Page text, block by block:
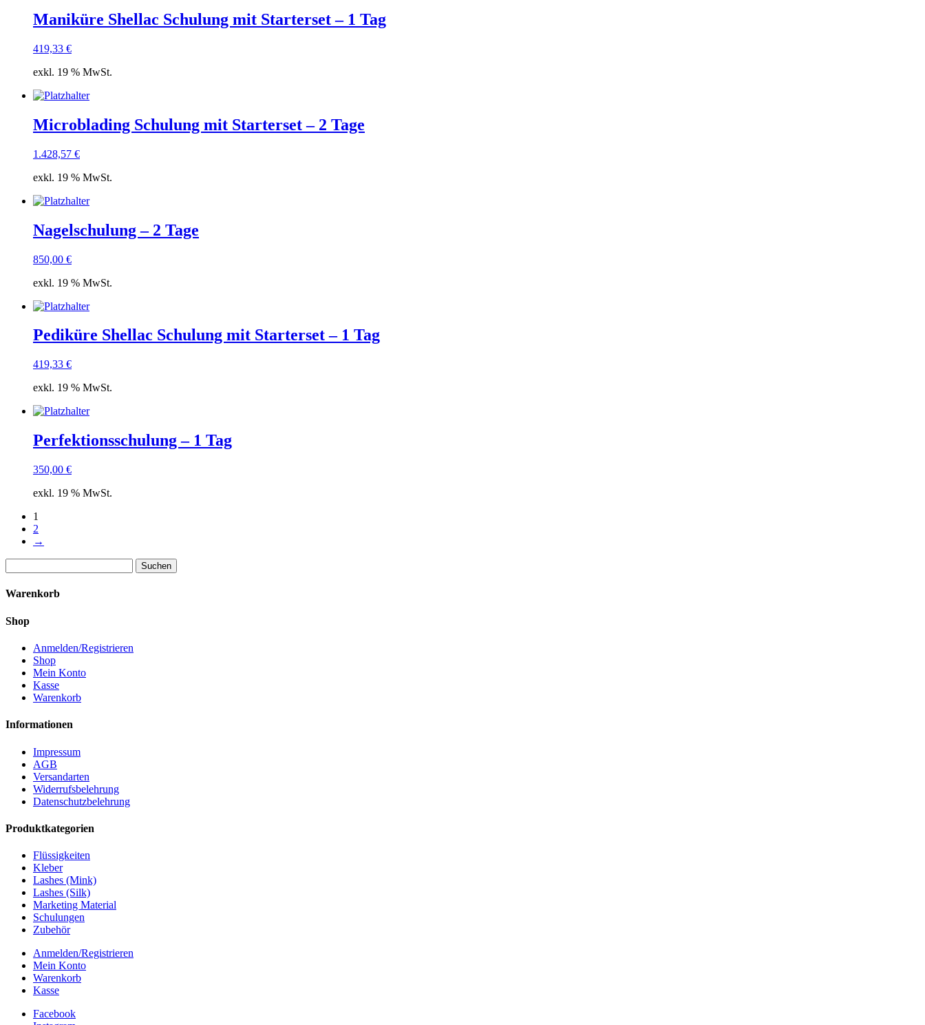
Maniküre Shellac Schulung mit Starterset – 1 Tag
419,33 €
exkl. 19 % MwSt.
Microblading Schulung mit Starterset – 2 Tage
1.428,57 €
exkl. 19 % MwSt.
Nagelschulung – 2 Tage
850,00 €
exkl. 19 % MwSt.
Pediküre Shellac Schulung mit Starterset – 1 Tag
419,33 €
exkl. 19 % MwSt.
Perfektionsschulung – 1 Tag
350,00 €
exkl. 19 % MwSt.
1
2
→
nach:
Warenkorb
Shop
Anmelden/Registrieren
Shop
Mein Konto
Kasse
Warenkorb
Informationen
Impressum
AGB
Versandarten
Widerrufsbelehrung
Datenschutzbelehrung
Produktkategorien
Flüssigkeiten
Kleber
Lashes (Mink)
Lashes (Silk)
Marketing Material
Schulungen
Zubehör
Anmelden/Registrieren
Mein Konto
Warenkorb
Kasse
Facebook